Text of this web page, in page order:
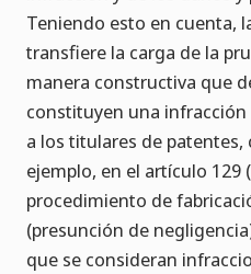
Teniendo esto en cuenta,
transfiere la carga de la
manera constructiva que
constituyen una
a los titulares de
ejemplo, en el artículo 129
procedimiento de
(presunción de
que se consideran